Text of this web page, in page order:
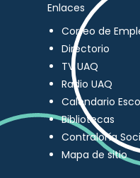
Enlaces
Correo de
Directorio
TV UAQ
Radio UAQ
Calendario
Bibliotecas
Contraloría
Mapa de sitio